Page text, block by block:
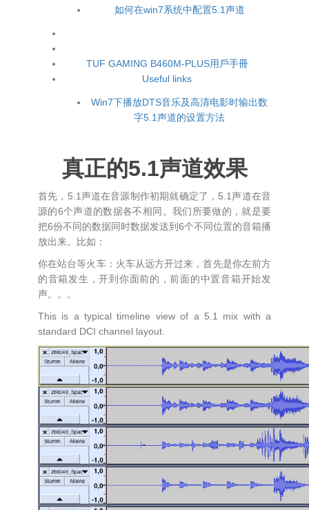
如何在win7系统中配置5.1声道
TUF GAMING B460M-PLUS用戶手冊
Useful links
Win7下播放DTS音乐及高清电影时输出数
字5.1声道的设置方法
真正的5.1声道效果
首先，5.1声道在音源制作初期就确定了，5.1声道在音
源的6个声道的数据各不相同。我们所要做的，就是要
把6份不同的数据同时数据发送到6个不同位置的音箱播
放出来。比如：
你在站台等火车：火车从远方开过来，首先是你左前方
的音箱发生，开到你面前的，前面的中置音箱开始发
声。。。
This is a typical timeline view of a 5.1 mix with a
standard DCI channel layout.